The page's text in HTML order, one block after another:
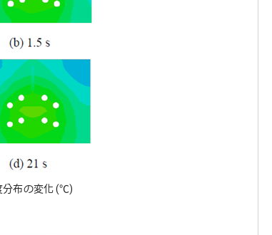
分布の変化 (℃)